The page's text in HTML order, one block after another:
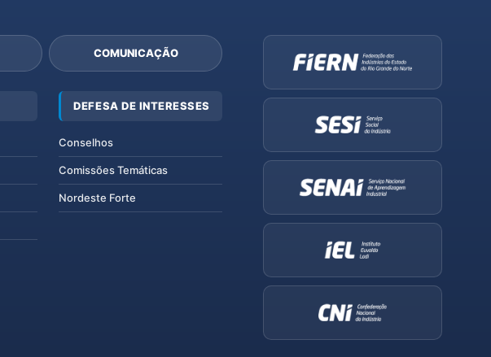
COMUNICAÇÃO
DEFESA DE INTERESSES
Conselhos
Comissões Temáticas
Nordeste Forte